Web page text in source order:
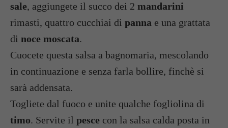
sale, aggiungete il succo dei 2 mandarini
rimasti, quattro cucchiai di panna e una grattata
di noce moscata.
Cuocete questa salsa a bagnomaria, mescolando
in continuazione e senza farla bollire, finchè si
sarà addensata.
Togliete dal fuoco e unite qualche fogliolina di
timo. Servite il pesce con la salsa calda posta in